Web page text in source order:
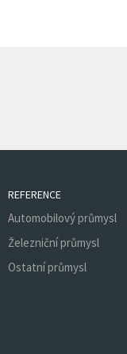
REFERENCE
Automobilový průmysl
Železniční průmysl
Ostatní průmysl